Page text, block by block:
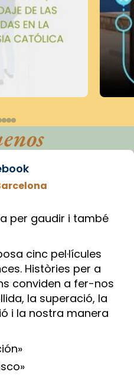
per gaudir i també
cinc pel·lícules
Històries per a
conviden a fer-nos
la superació, la
i la nostra manera